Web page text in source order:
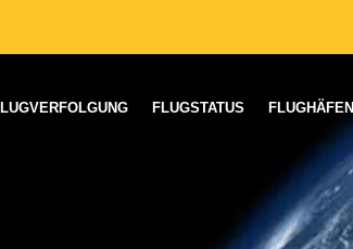
FLUGSTATUS FLUGHÄFEN